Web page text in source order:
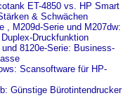
ET-4850 vs. HP Smart
& Schwächen
, M209d-Serie und M207dw:
Druckfunktion
8120e-Serie: Business-
Scansoftware für HP-
Günstige Bürotintendrucker